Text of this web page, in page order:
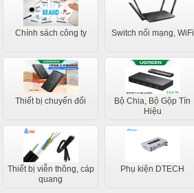
Chính sách công ty Switch nối mạng, WiFi
Thiết bị chuyển đổi
Bộ Chia, Bộ Gộp Tín
Hiệu
Thiết bị viễn thông, cáp
quang
Phụ kiện DTECH